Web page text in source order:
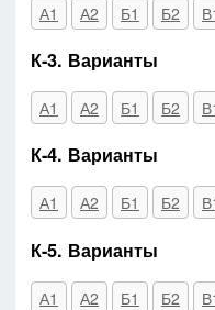
А1 А2 Б1 Б2
К-3. Варианты
А1 А2 Б1 Б2
К-4. Варианты
А1 А2 Б1 Б2
К-5. Варианты
А1 А2 Б1 Б2